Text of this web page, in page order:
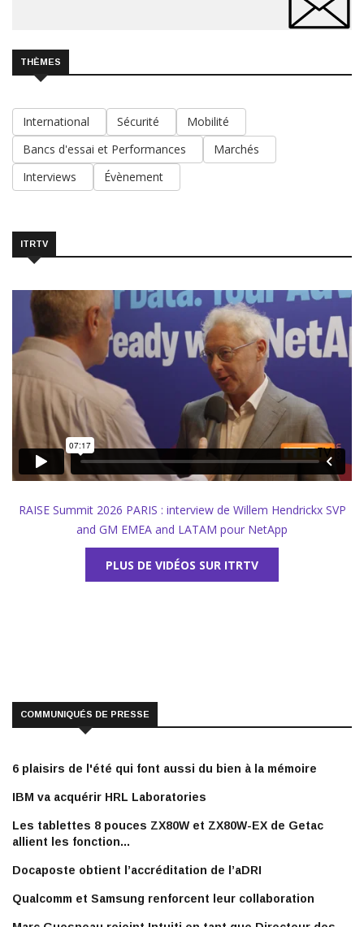
THÈMES
International Sécurité
Mobilité
Bancs d'essai et Performances
Marchés
Interviews
Évènement
ITRTV
RAISE Summit 2026 PARIS : interview de Willem Hendrickx SVP
and GM EMEA and LATAM pour NetApp
PLUS DE VIDÉOS SUR ITRTV
COMMUNIQUÉS DE PRESSE
6 plaisirs de l'été qui font aussi du bien à la mémoire
IBM va acquérir HRL Laboratories
Les tablettes 8 pouces ZX80W et ZX80W-EX de Getac
allient les fonction...
Docaposte obtient l’accréditation de l’aDRI
Qualcomm et Samsung renforcent leur collaboration